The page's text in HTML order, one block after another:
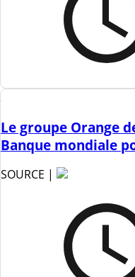
Le groupe Orange
Banque mondiale
SOURCE |